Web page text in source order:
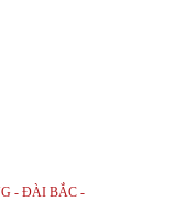
- ĐÀI BẮC -